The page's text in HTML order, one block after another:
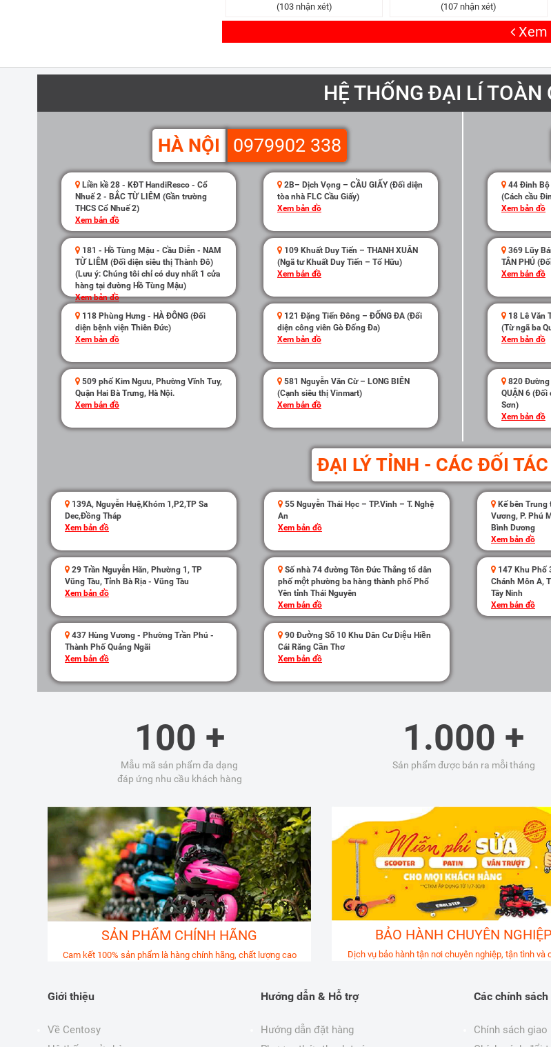
(103 nhận xét) (107 nhận xét)
Xem
HỆ THỐNG ĐẠI LÍ TOÀN
HÀ NỘI 0979902 338
Liền kề 28 - KĐT HandiResco - Cổ
Nhuế 2 - BẮC TỪ LIÊM (Gần trường
THCS Cổ Nhuế 2)
Xem bản đồ
2B– Dịch Vọng – CẦU GIẤY (Đối diện
tòa nhà FLC Cầu Giấy)
Xem bản đồ
181 - Hồ Tùng Mậu - Cầu Diễn - NAM
TỪ LIÊM (Đối diện siêu thị Thành Đô)
(Lưu ý: Chúng tôi chỉ có duy nhất 1 cửa
hàng tại đường Hồ Tùng Mậu)
Xem bản đồ
109 Khuất Duy Tiến – THANH XUÂN
(Ngã tư Khuất Duy Tiến – Tố Hữu)
Xem bản đồ
118 Phùng Hưng - HÀ ĐÔNG (Đối
diện bệnh viện Thiên Đức)
Xem bản đồ
121 Đặng Tiến Đông – ĐỐNG ĐA (Đối
diện công viên Gò Đống Đa)
Xem bản đồ
509 phố Kim Ngưu, Phường Vĩnh Tuy,
Quận Hai Bà Trưng, Hà Nội.
Xem bản đồ
581 Nguyễn Văn Cừ – LONG BIÊN
(Cạnh siêu thị Vinmart)
Xem bản đồ
44 Đinh Bộ
(Cách cầu
Xem bản đồ
369 Lũy
TÂN PHÚ
Xem bản đồ
18 Lê Văn
(Từ ngã ba
Xem bản đồ
820 Đường
QUẬN 6 (Đối
Sơn)
Xem bản đồ
ĐẠI LÝ TỈNH - CÁC ĐỐI
139A, Nguyễn Huệ,Khóm 1,P2,TP Sa
Dec,Đồng Tháp
Xem bản đồ
55 Nguyễn Thái Học – TP.Vinh – T. Nghệ
An
Xem bản đồ
Kế bên Trung
Vương, P. Phú
Bình Dương
Xem bản đồ
29 Trần Nguyễn Hãn, Phường 1, TP
Vũng Tàu, Tỉnh Bà Rịa - Vũng Tàu
Xem bản đồ
Số nhà 74 đường Tôn Đức Thắng tổ dân
phố một phường ba hàng thành phố Phổ
Yên tỉnh Thái Nguyên
Xem bản đồ
147 Khu Phố
Chánh Môn A,
Tây Ninh
Xem bản đồ
437 Hùng Vương - Phường Trần Phú -
Thành Phố Quảng Ngãi
Xem bản đồ
90 Đường Số 10 Khu Dân Cư Diệu Hiền
Cái Răng Cần Thơ
Xem bản đồ
100 +
Mẫu mã sản phẩm đa dạng
đáp ứng nhu cầu khách hàng
1.000 +
Sản phẩm được bán ra mỗi tháng
SẢN PHẨM CHÍNH HÃNG
Cam kết 100% sản phẩm là hàng chính hãng, chất lượng cao
BẢO HÀNH CHUYÊN NGHIỆP
Dịch vụ bảo hành tận nơi chuyên nghiệp, tận tình và
Giới thiệu
Về Centosy
Hướng dẫn & Hỗ trợ
Hướng dẫn đặt hàng
Các chính sách
Chính sách giao